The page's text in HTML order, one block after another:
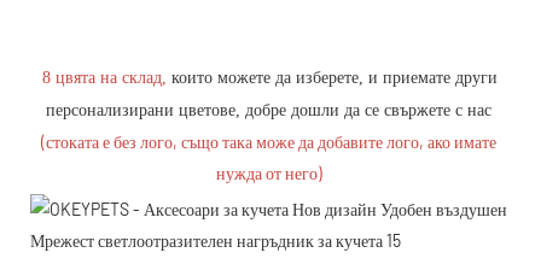
8 цвята на склад, които можете да изберете, и приемате други
персонализирани цветове, добре дошли да се свържете с нас
(стоката е без лого, също така може да добавите лого, ако имате
нужда от него)